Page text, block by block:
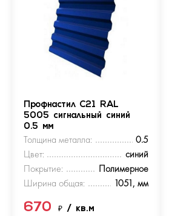
Профнастил С21 RAL
5005 сигнальный синий
0.5 мм
Толщина металла:
0.5
Цвет:
синий
Покрытие:
Полимерное
Ширина общая:
1051, мм
670₽/ кв.м